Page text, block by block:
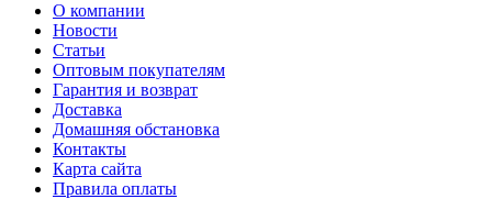
О компании
Новости
Статьи
Оптовым покупателям
Гарантия и возврат
Доставка
Домашняя обстановка
Контакты
Карта сайта
Правила оплаты